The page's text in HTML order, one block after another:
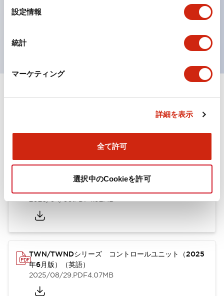
設定情報
統計
マーケティング
詳細を表示
全て許可
選択中のCookieを許可
で色ごとに分かれていたLED球を、1色のLED球で各色
UL、CSA、TÜV、CCC認証品。
TWN/TWNDシリーズ コントロールユニット（2025
2026/04/09.PDF4.92MB
TWN/TWNDシリーズ コントロールユニット（2025
年6月版）（英語）
2025/08/29.PDF4.07MB